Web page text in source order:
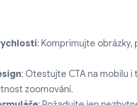
: Komprimujte
: Otestujte CTA na mobilu
zoomování.